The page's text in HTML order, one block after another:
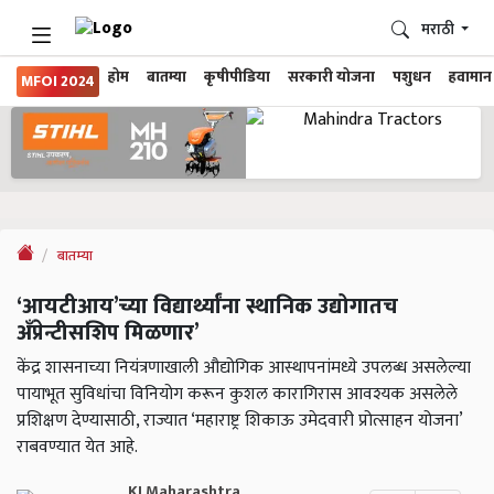
MFOI 2024 होम बातम्या कृषीपीडिया सरकारी योजना पशुधन हवामान
मराठी
बातम्या
‘आयटीआय’च्या विद्यार्थ्यांना स्थानिक उद्योगातच
अँप्रेन्टीसशिप मिळणार’
केंद्र शासनाच्या नियंत्रणाखाली औद्योगिक आस्थापनांमध्ये उपलब्ध असलेल्या
पायाभूत सुविधांचा विनियोग करून कुशल कारागिरास आवश्यक असलेले
प्रशिक्षण देण्यासाठी, राज्यात ‘महाराष्ट्र शिकाऊ उमेदवारी प्रोत्साहन योजना’
राबवण्यात येत आहे.